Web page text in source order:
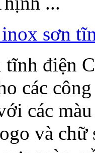
sơn
tĩnh điện
các
các
và chữ